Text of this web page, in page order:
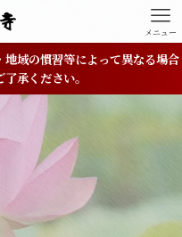
メニュー
域の慣習等によって異なる場合
承ください。